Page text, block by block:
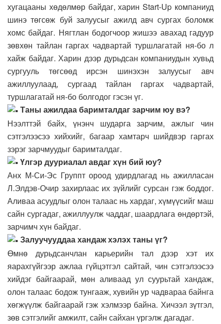
хугацааны хөдөлмөр байдаг, харин Start-Up компаниуд
шинэ төгсөж буй залуусыг ажилд авч сургах боломж
хомс байдаг. Нягтлан бодогчоор жишээ авахад гадуур
зөвхөн тайлан гаргах чадвартай туршлагатай ня-бо л
хайж байдаг. Харин дээр дурьдсан компаниудын хувьд
сургууль төгсөөд ирсэн шинэхэн залуусыг авч
ажиллуулаад, сургаад тайлан гаргах чадвартай,
туршлагатай ня-бо болгодог гэсэн үг.
Таны ажилдаа баримталдаг зарчим юу вэ?
Нээлттэй байх, үнэнч шударга зарчим, ажлыг чин
сэтгэлээсээ хийхийг, багаар хамтарч шийдвэр гаргах
зэрэг зарчмуудыг баримталдаг.
Үлгэр дууриалал авдаг хүн бий юу?
Анх М-Си-Эс Группт ороод удирдлагад нь ажилласан
Л.Элдэв-Очир захирлаас их зүйлийг сурсан гэж боддог.
Аливаа асуудлыг олон талаас нь хардаг, хүмүүсийг маш
сайн сургадаг, ажиллуулж чаддаг, шаардлага өндөртэй,
зарчимч хүн байдаг.
Залуучууддаа хандаж хэлэх таны үг?
Өмнө дурьдсанчлан карьерийн тал дээр хэт их
яарахгүйгээр ажлаа гүйцэтгэл сайтай, чин сэтгэлээсээ
хийдэг байгаарай, мөн аливаад ул суурьтай хандаж,
олон талаас бодож тунгааж, хувийн ур чадвараа байнга
хөгжүүлж байгаарай гэж хэлмээр байна. Хичээл зүтгэл,
зөв сэтгэлийг амжилт, сайн сайхан үргэлж дагадаг.